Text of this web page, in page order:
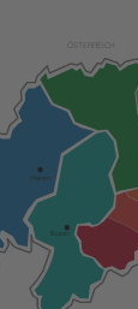
ÖSTERREICH
Bozen
Meran